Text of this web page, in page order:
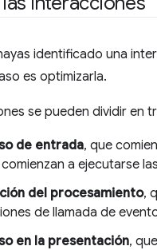
identificado una
es optimizarla.
se pueden dividir en
de entrada, que
a ejecutarse
del procesamiento,
de llamada de
en la presentación,